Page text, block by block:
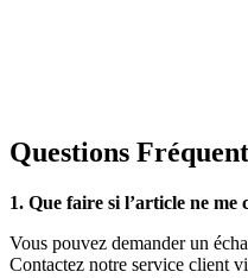
Questions
1. Que faire si l’article ne me
Vous pouvez demander un
Contactez notre service client